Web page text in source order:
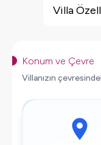
Çocuk Oyun Alanı
Doğa Manzaralı
Salıncak
Bulaşık Makinesi
Çamaşır Makinesi
Villa
Konum ve Çevre
Villanızın